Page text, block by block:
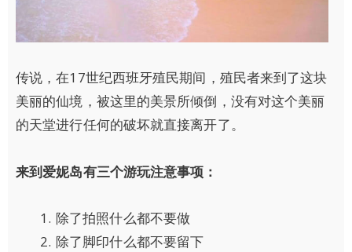
传说，在17世纪西班牙殖民期间，殖民者来到了这块
美丽的仙境，被这里的美景所倾倒，没有对这个美丽
的天堂进行任何的破坏就直接离开了。
来到爱妮岛有三个游玩注意事项：
除了拍照什么都不要做
除了脚印什么都不要留下